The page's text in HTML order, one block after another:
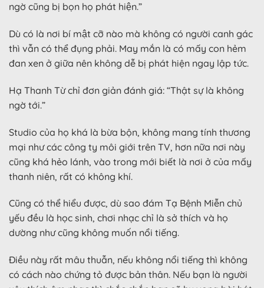
ngờ cũng bị bọn họ phát hiện.”
Dù có là nơi bí mật cỡ nào mà không có người canh gác
thì vẫn có thể đụng phải. May mắn là có mấy con hẻm
đan xen ở giữa nên không dễ bị phát hiện ngay lập tức.
Hạ Thanh Từ chỉ đơn giản đánh giá: “Thật sự là không
ngờ tới.”
Studio của họ khá là bừa bộn, không mang tính thương
mại như các công ty môi giới trên TV, hơn nữa nơi này
cũng khá hẻo lánh, vào trong mới biết là nơi ở của mấy
thanh niên, rất có không khí.
Cũng có thể hiểu được, dù sao đám Tạ Bệnh Miễn chủ
yếu đều là học sinh, chơi nhạc chỉ là sở thích và họ
dường như cũng không muốn nổi tiếng.
Điều này rất mâu thuẫn, nếu không nổi tiếng thì không
có cách nào chứng tỏ được bản thân. Nếu bạn là người